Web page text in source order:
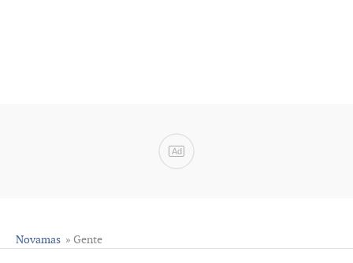
Ad
Novamas » Gente